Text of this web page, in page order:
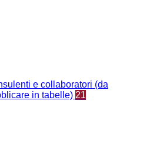
e collaboratori (da
in tabelle) 21